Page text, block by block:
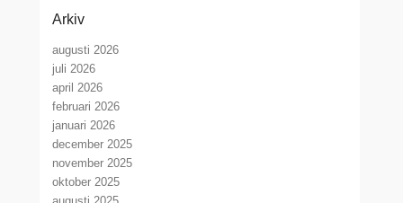
Arkiv
augusti 2026
juli 2026
april 2026
februari 2026
januari 2026
december 2025
november 2025
oktober 2025